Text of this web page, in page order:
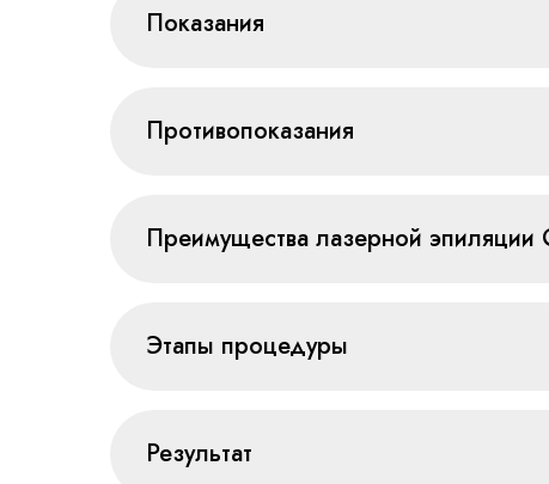
Показания
Противопоказания
Преимущества лазерной эпиляции
Этапы процедуры
Результат